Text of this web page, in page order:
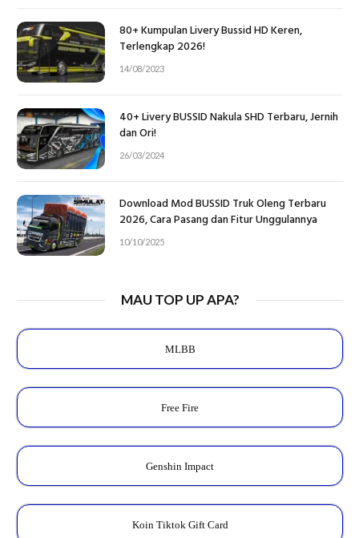
80+ Kumpulan Livery Bussid HD Keren,
Terlengkap 2026!
14/08/2023
40+ Livery BUSSID Nakula SHD Terbaru, Jernih
dan Ori!
26/03/2024
Download Mod BUSSID Truk Oleng Terbaru
2026, Cara Pasang dan Fitur Unggulannya
10/10/2025
MAU TOP UP APA?
MLBB
Free Fire
Genshin Impact
Koin Tiktok Gift Card